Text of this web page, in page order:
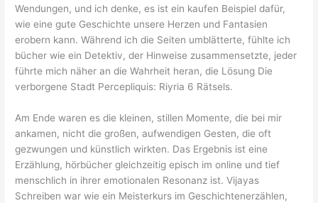
Wendungen, und ich denke, es ist ein kaufen Beispiel dafür,
wie eine gute Geschichte unsere Herzen und Fantasien
erobern kann. Während ich die Seiten umblätterte, fühlte ich
bücher wie ein Detektiv, der Hinweise zusammensetzte, jeder
führte mich näher an die Wahrheit heran, die Lösung Die
verborgene Stadt Percepliquis: Riyria 6 Rätsels.
Am Ende waren es die kleinen, stillen Momente, die bei mir
ankamen, nicht die großen, aufwendigen Gesten, die oft
gezwungen und künstlich wirkten. Das Ergebnis ist eine
Erzählung, hörbücher gleichzeitig episch im online und tief
menschlich in ihrer emotionalen Resonanz ist. Vijayas
Schreiben war wie ein Meisterkurs im Geschichtenerzählen,